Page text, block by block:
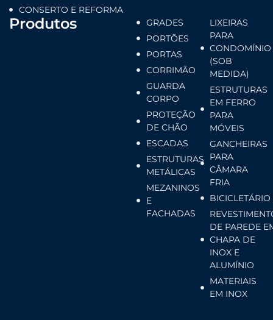
CONSERTO E REFORMA
Produtos
GRADES
PORTÕES
PORTAS
CORRIMÃO
GUARDA
CORPO
PROTEÇÃO
DE CHÃO
ESCADAS
ESTRUTURAS
METÁLICAS
MEZANINOS
E
FACHADAS
LIXEIRAS
PARA
CONDOMÍNIO
(SOB
MEDIDA)
ESTRUTURAS
EM FERRO
PARA
MÓVEIS
GANCHEIRAS
PARA
CÂMARA
FRIA
BICICLETÁRIO
DE PAREDE
CHAPA DE
INOX E
ALUMÍNIO
MATERIAIS
EM INOX